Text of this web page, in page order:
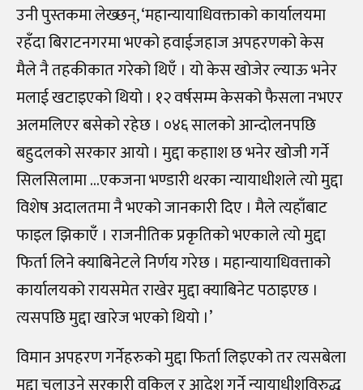
उनी पुस्तकमा लेख्छन्, ‘महान्यायाधिवक्ताको कार्यालयमा
रहँदा बिराटनगरमा भएको हवाईजहाज अपहरणको केस
मैले नै तहकीकात गरेको थिएँ । यो केस खोजेर ल्याऊ भनेर
मलाई खटाइएको थियो । १२ वर्षसम्म केसको फैसला नभएर
अलमलिएर बसेको रहेछ । ०४६ सालको आन्दोलनपछि
बहुदलको सरकार आयो । मुद्दा कहााश छ भनेर खोजी गर्ने
सिलसिलामा …एकजना भण्डारी थरका न्यायाधीशले त्यो मुद्दा
विशेष अदालतमा नै भएको जानकारी दिए । मैले त्यहाँबाट
फाइल झिकाएँ । राजनीतिक प्रकृतिको भएकाले त्यो मुद्दा
फिर्ता लिने क्याबिनेटले निर्णय गरेछ । महान्यायाधिवत्ताको
कार्यालयको रायसमेत राखेर मुद्दा क्याबिनेट पठाइएछ ।
त्यसपछि मुद्दा खारेज भएको थियो ।’
विमान अपहरण गर्नेहरुको मुद्दा फिर्ता लिइएको तर त्यसबेला